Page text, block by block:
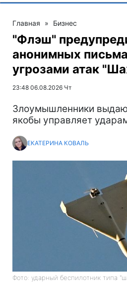
Главная » Бизнес
"Флэш"
анонимных
угрозами атак
23:48 06.08.2026 Чт
Злоумышленники
якобы управляет
ЕКАТЕРИНА КОВАЛЬ
Фото: ударный беспилотник типа